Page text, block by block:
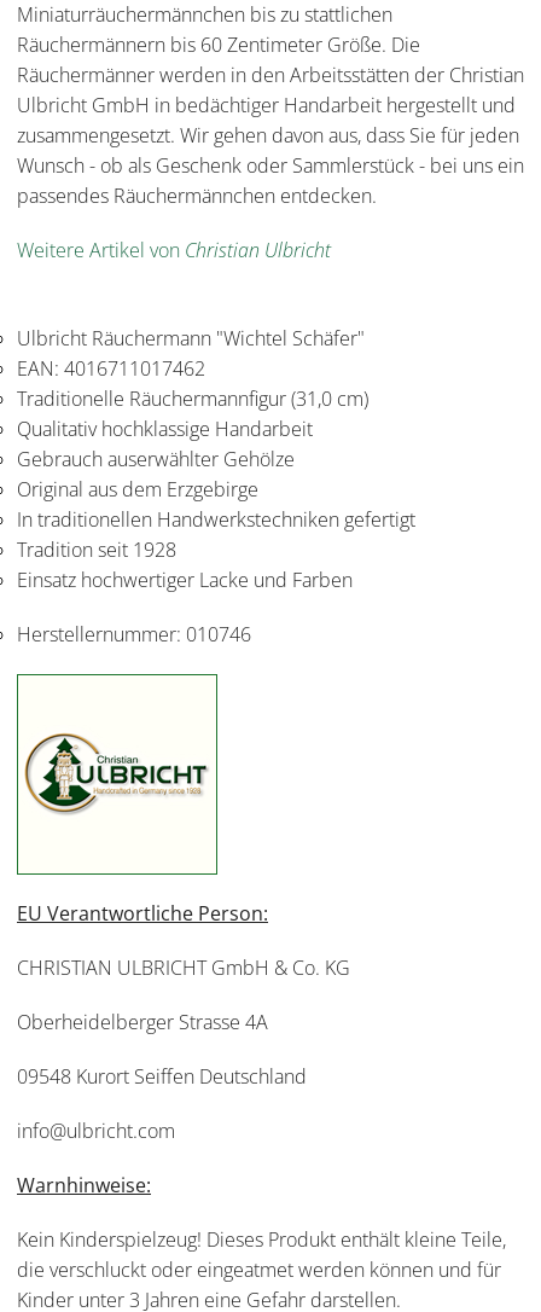
Miniaturräuchermännchen bis zu stattlichen
Räuchermännern bis 60 Zentimeter Größe. Die
Räuchermänner werden in den Arbeitsstätten der Christian
Ulbricht GmbH in bedächtiger Handarbeit hergestellt und
zusammengesetzt. Wir gehen davon aus, dass Sie für jeden
Wunsch - ob als Geschenk oder Sammlerstück - bei uns ein
passendes Räuchermännchen entdecken.
Weitere Artikel von Christian Ulbricht
Ulbricht Räuchermann "Wichtel Schäfer"
EAN: 4016711017462
Traditionelle Räuchermannfigur (31,0 cm)
Qualitativ hochklassige Handarbeit
Gebrauch auserwählter Gehölze
Original aus dem Erzgebirge
In traditionellen Handwerkstechniken gefertigt
Tradition seit 1928
Einsatz hochwertiger Lacke und Farben
Herstellernummer: 010746
EU Verantwortliche Person:
CHRISTIAN ULBRICHT GmbH & Co. KG
Oberheidelberger Strasse 4A
09548 Kurort Seiffen Deutschland
info@ulbricht.com
Warnhinweise:
Kein Kinderspielzeug! Dieses Produkt enthält kleine Teile,
die verschluckt oder eingeatmet werden können und für
Kinder unter 3 Jahren eine Gefahr darstellen.